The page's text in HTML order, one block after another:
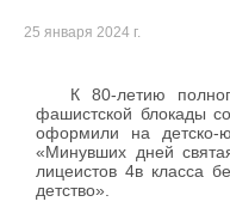
25 января 2024 г.
К 80-летию
фашистской блокады
оформили на детско-
«Минувших дней
лицеистов 4в класса
детство».